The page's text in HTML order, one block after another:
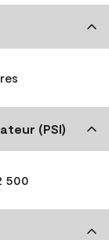
(PSI)
500